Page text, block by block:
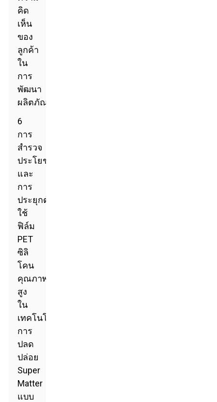
คิด
เห็น
ของ
ลูกค้า
ใน
การ
พัฒนา
ผลิตภัณฑ์
6
การ
สำรวจ
ประโยชน์
และ
การ
ประยุกต์
ใช้
ฟิล์ม
PET
ซิลิ
โคน
คุณภาพ
สูง
ใน
เทคโนโลยี
การ
ปลด
ปล่อย
Super
Matter
แบบ